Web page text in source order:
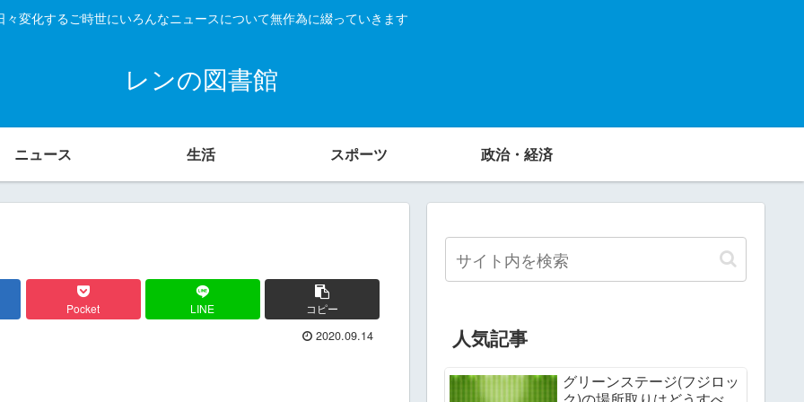
々変化するご時世にいろんなニュースについて無作為に綴っていきます
レンの図書館
ニュース 生活 スポーツ 政治・経済
Pocket LINE コピー
2020.09.14 人気記事
グリーンステージ(フジロッ